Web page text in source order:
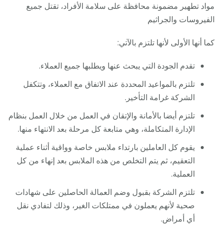
مواد تطهير مضمونة محافظة على سلامة الأفراد، تقتل جميع
الفيروسات والجراثيم
كما أنها الأولى لأنها تلتزم بالآتي:
تقدم الجودة التي يبحث عنها ويطلبها جميع العملاء.
تلتزم بالمواعيد المحددة عند الاتفاق مع العملاء، وتتكفل
الشركة غرامة التأخير.
تلتزم أيضا بالأمانة والإتقان في العمل من خلال العمل بنظام
الإدارة المتكاملة، وهي متابعة كل مرحلة بعد الانتهاء منها.
يقوم كل العاملين بارتداء ملابس خاصة وواقية أثناء عملية
التعقيم، ثم يتم التخلص من هذه الملابس بعد إنهاء من كل
العملية.
تلتزم الشركة بقبول وضم العمالة الحاصلين على شهادات
صحية لأنهم يعملون في ممتلكات الغير، وذلك لتفادي نقل
أي أمراض.